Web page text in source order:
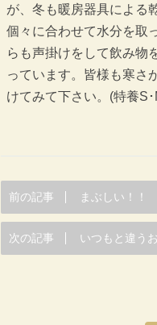
が、冬も暖房器具による
個々に合わせて水分を取
らも声掛けをして飲み物
っています。皆様も寒さ
けてみて下さい。(特養S･
前の記事 まぶしい！！
次の記事 いつもと違う